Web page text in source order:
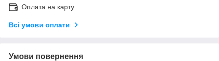
Оплата на карту
Всі умови оплати
Умови повернення